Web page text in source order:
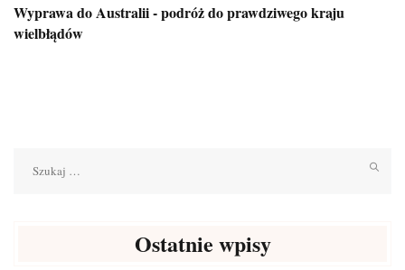
Wyprawa do Australii - podróż do prawdziwego kraju
wielbłądów
Ostatnie wpisy